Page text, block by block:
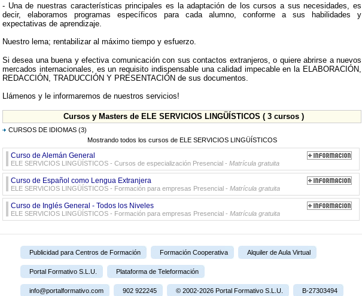
- Una de nuestras características principales es la adaptación de los cursos a sus necesidades, es
decir, elaboramos programas específicos para cada alumno, conforme a sus habilidades y
expectativas de aprendizaje.
Nuestro lema; rentabilizar al máximo tiempo y esfuerzo.
Si desea una buena y efectiva comunicación con sus contactos extranjeros, o quiere abrirse a nuevos
mercados internacionales, es un requisito indispensable una calidad impecable en la ELABORACIÓN,
REDACCIÓN, TRADUCCIÓN Y PRESENTACIÓN de sus documentos.
Llámenos y le informaremos de nuestros servicios!
Cursos y Masters de ELE SERVICIOS LINGÜÍSTICOS ( 3 cursos )
CURSOS DE IDIOMAS (3)
Mostrando todos los cursos de ELE SERVICIOS LINGÜÍSTICOS
Curso de Alemán General
ELE SERVICIOS LINGÜÍSTICOS - Cursos de especialización Presencial - Matrícula gratuita
Curso de Español como Lengua Extranjera
ELE SERVICIOS LINGÜÍSTICOS - Formación para empresas Presencial - Matrícula gratuita
Curso de Inglés General - Todos los Niveles
ELE SERVICIOS LINGÜÍSTICOS - Formación para empresas Presencial - Matrícula gratuita
Publicidad para Centros de Formación Formación Cooperativa Alquiler de Aula Virtual
Portal Formativo S.L.U. Plataforma de Teleformación
info@portalformativo.com 902 922245 © 2002-2026 Portal Formativo S.L.U. B-27303494